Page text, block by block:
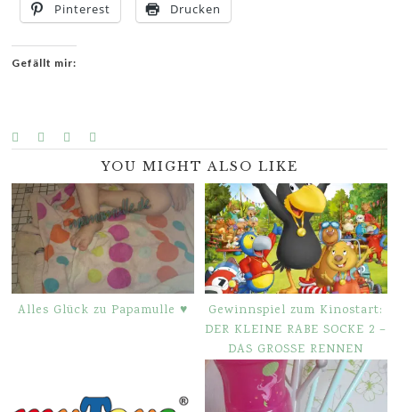
Pinterest Drucken
Gefällt mir:
YOU MIGHT ALSO LIKE
Alles Glück zu Papamulle ♥
Gewinnspiel zum Kinostart:
DER KLEINE RABE SOCKE 2 –
DAS GROSSE RENNEN